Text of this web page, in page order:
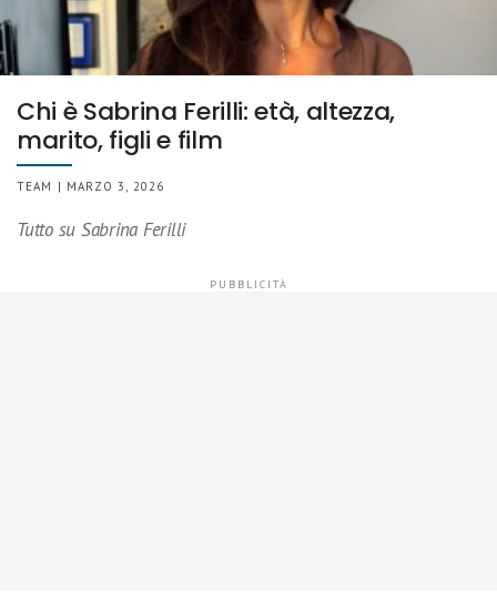
Chi è Sabrina Ferilli: età, altezza,
marito, figli e film
TEAM | MARZO 3, 2026
Tutto su Sabrina Ferilli